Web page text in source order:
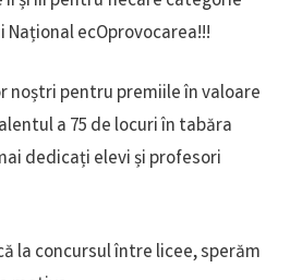
ecOprovocarea!!!
noștri pentru premiile în valoare
a 75 de locuri în tabăra
dedicați elevi și profesori
la concursul între licee, sperăm